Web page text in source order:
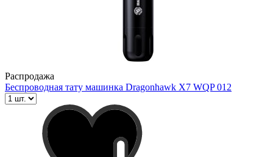
Распродажа
Беспроводная тату машинка Dragonhawk X7 WQP 012